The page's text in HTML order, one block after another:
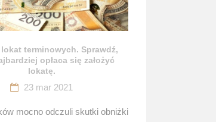
terminowych. Sprawdź,
opłaca się założyć
lokatę.
23 mar 2021
mocno odczuli skutki obniżki